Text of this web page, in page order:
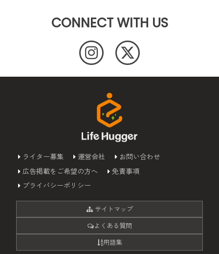
CONNECT WITH US
ライター募集 運営会社
お問い合わせ
広告掲載をご希望の方へ
免責事項
プライバシーポリシー
サイトマップ
よくある質問
用語集